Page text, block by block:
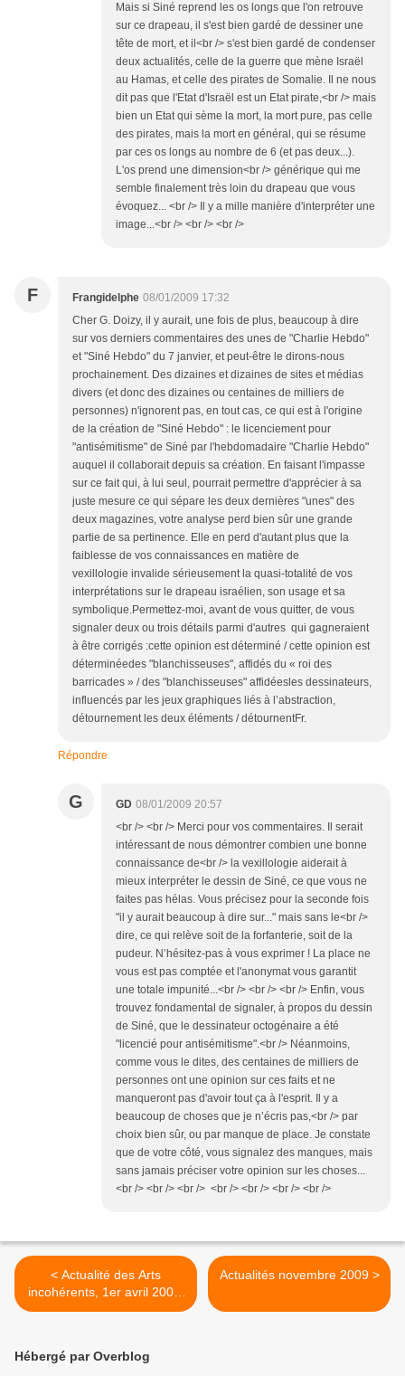
Mais si Siné reprend les os longs que l'on retrouve
sur ce drapeau, il s'est bien gardé de dessiner une
tête de mort, et il<br /> s'est bien gardé de condenser
deux actualités, celle de la guerre que mène Israël
au Hamas, et celle des pirates de Somalie. Il ne nous
dit pas que l'Etat d'Israël est un Etat pirate,<br /> mais
bien un Etat qui sème la mort, la mort pure, pas celle
des pirates, mais la mort en général, qui se résume
par ces os longs au nombre de 6 (et pas deux...).
L'os prend une dimension<br /> générique qui me
semble finalement très loin du drapeau que vous
évoquez... <br /> Il y a mille manière d'interpréter une
image...<br /> <br /> <br />
F Frangidelphe 08/01/2009 17:32
Cher G. Doizy, il y aurait, une fois de plus, beaucoup à dire
sur vos derniers commentaires des unes de "Charlie Hebdo"
et "Siné Hebdo" du 7 janvier, et peut-être le dirons-nous
prochainement. Des dizaines et dizaines de sites et médias
divers (et donc des dizaines ou centaines de milliers de
personnes) n'ignorent pas, en tout cas, ce qui est à l'origine
de la création de "Siné Hebdo" : le licenciement pour
"antisémitisme" de Siné par l'hebdomadaire "Charlie Hebdo"
auquel il collaborait depuis sa création. En faisant l'impasse
sur ce fait qui, à lui seul, pourrait permettre d'apprécier à sa
juste mesure ce qui sépare les deux dernières "unes" des
deux magazines, votre analyse perd bien sûr une grande
partie de sa pertinence. Elle en perd d'autant plus que la
faiblesse de vos connaissances en matière de
vexillologie invalide sérieusement la quasi-totalité de vos
interprétations sur le drapeau israélien, son usage et sa
symbolique.Permettez-moi, avant de vous quitter, de vous
signaler deux ou trois détails parmi d'autres qui gagneraient
à être corrigés :cette opinion est déterminé / cette opinion est
déterminéedes "blanchisseuses", affidés du « roi des
barricades » / des "blanchisseuses" affidéesles dessinateurs,
influencés par les jeux graphiques liés à l’abstraction,
détournement les deux éléments / détournentFr.
Répondre
G GD 08/01/2009 20:57
<br /> <br /> Merci pour vos commentaires. Il serait
intéressant de nous démontrer combien une bonne
connaissance de<br /> la vexillologie aiderait à
mieux interpréter le dessin de Siné, ce que vous ne
faites pas hélas. Vous précisez pour la seconde fois
"il y aurait beaucoup à dire sur..." mais sans le<br />
dire, ce qui relève soit de la forfanterie, soit de la
pudeur. N’hésitez-pas à vous exprimer ! La place ne
vous est pas comptée et l'anonymat vous garantit
une totale impunité...<br /> <br /> <br /> Enfin, vous
trouvez fondamental de signaler, à propos du dessin
de Siné, que le dessinateur octogénaire a été
"licencié pour antisémitisme".<br /> Néanmoins,
comme vous le dites, des centaines de milliers de
personnes ont une opinion sur ces faits et ne
manqueront pas d'avoir tout ça à l'esprit. Il y a
beaucoup de choses que je n’écris pas,<br /> par
choix bien sûr, ou par manque de place. Je constate
que de votre côté, vous signalez des manques, mais
sans jamais préciser votre opinion sur les choses...
<br /> <br /> <br /> <br /> <br /> <br /> <br />
< Actualité des Arts
incohérents, 1er avril 2009,
Genève
Actualités novembre 2009 >
Hébergé par Overblog